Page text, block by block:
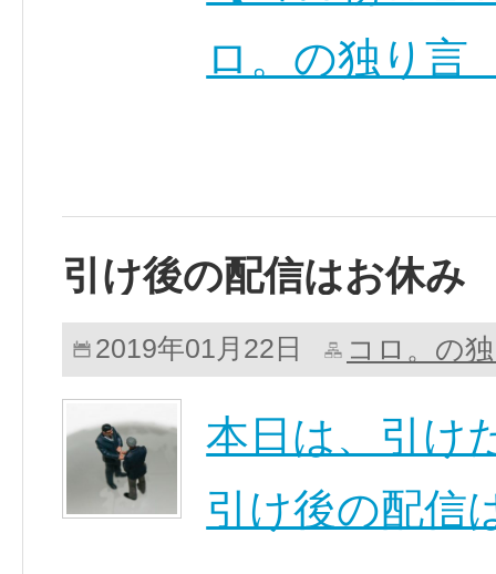
ロ。の独り
引け後の配信はお休み
2019年01月22日 コロ。の
本日は、引け
引け後の配信